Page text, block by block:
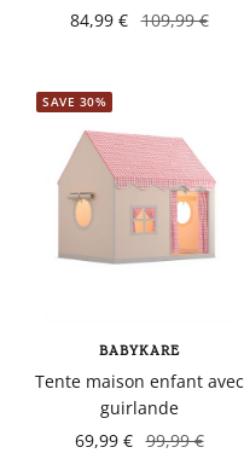
84,99 € 109,99 €
SAVE 30%
BABYKARE
Tente maison enfant avec
guirlande
69,99 € 99,99 €